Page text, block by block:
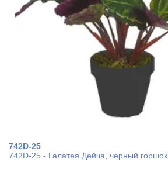
742D-25
742D-25 - Галатея Дейча, черный горшок